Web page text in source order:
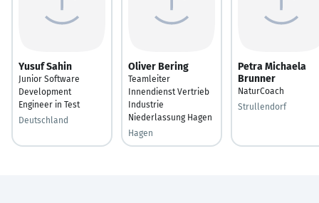
Yusuf Sahin
Junior Software
Development
Engineer in Test
Deutschland
Oliver Bering
Teamleiter
Innendienst Vertrieb
Industrie
Niederlassung Hagen
Hagen
Petra Michaela
Brunner
NaturCoach
Strullendorf